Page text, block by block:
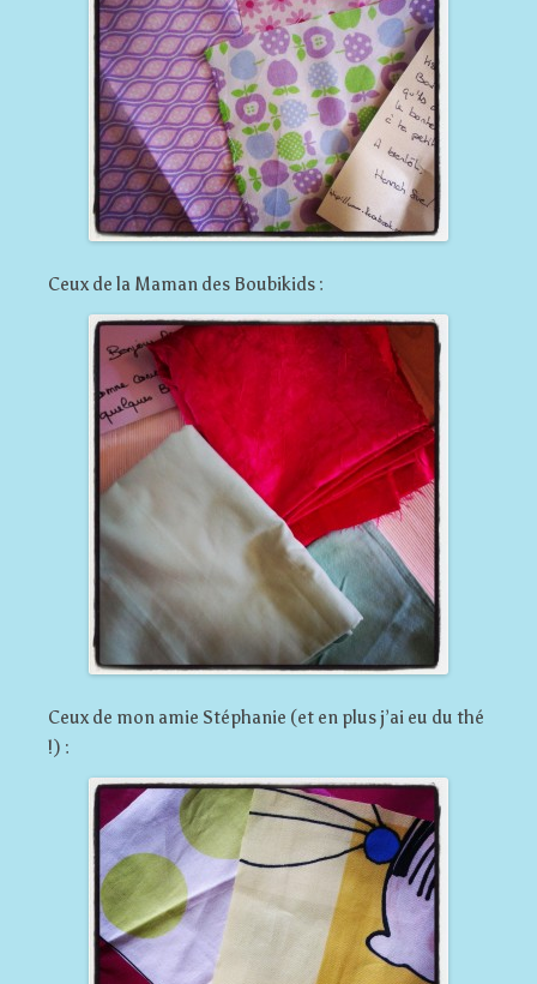
Ceux de la Maman des Boubikids :
Ceux de mon amie Stéphanie (et en plus j’ai eu du thé
!) :